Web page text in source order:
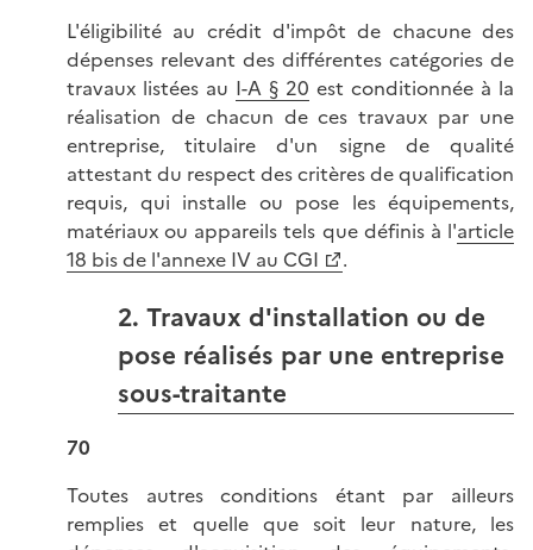
L'éligibilité au crédit d'impôt de chacune des
dépenses relevant des différentes catégories de
travaux listées au I-A § 20 est conditionnée à la
réalisation de chacun de ces travaux par une
entreprise, titulaire d'un signe de qualité
attestant du respect des critères de qualification
requis, qui installe ou pose les équipements,
matériaux ou appareils tels que définis à l'article
18 bis de l'annexe IV au CGI
.
2. Travaux d'installation ou de
pose réalisés par une entreprise
sous-traitante
70
Toutes autres conditions étant par ailleurs
remplies et quelle que soit leur nature, les